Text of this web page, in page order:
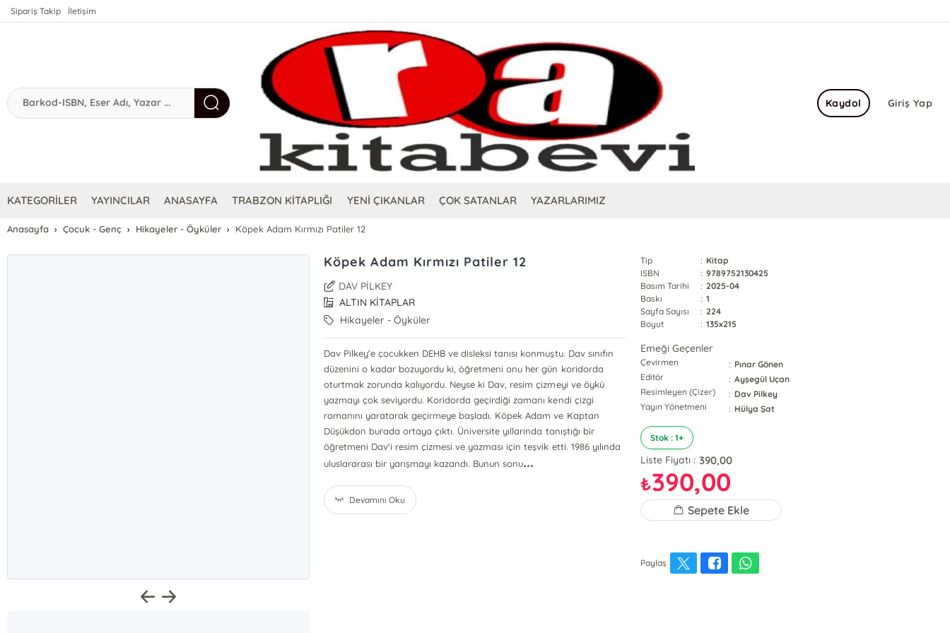
Sipariş Takip İletişim
Giriş Yap
Kaydol
KATEGORİLER YAYINCILAR ANASAYFA TRABZON KİTAPLIĞI YENİ ÇIKANLAR ÇOK SATANLAR YAZARLARIMIZ
Anasayfa Çocuk - Genç Hikayeler - Öyküler Köpek Adam Kırmızı Patiler 12
Köpek Adam Kırmızı Patiler 12
DAV PİLKEY
ALTIN KİTAPLAR
Hikayeler - Öyküler
Dav Pilkey'e çocukken DEHB ve disleksi tanısı konmuştu. Dav sınıfın
düzenini o kadar bozuyordu ki, öğretmeni onu her gün koridorda
oturtmak zorunda kalıyordu. Neyse ki Dav, resim çizmeyi ve öykü
yazmayı çok seviyordu. Koridorda geçirdiği zamanı kendi çizgi
romanını yaratarak geçirmeye başladı. Köpek Adam ve Kaptan
Düşükdon burada ortaya çıktı. Üniversite yıllarında tanıştığı bir
öğretmeni Dav'i resim çizmesi ve yazması için teşvik etti. 1986 yılında
uluslararası bir yarışmayı kazandı. Bunun sonu...
Devamını Oku
Tip : Kitap
ISBN
: 9789752130425
Basım Tarihi
: 2025-04
Baskı
: 1
Sayfa Sayısı
: 224
Boyut
: 135x215
Emeği Geçenler
Çevirmen : Pınar Gönen
Editör
: Ayşegül Uçan
Resimleyen (Çizer)
: Dav Pilkey
Yayın Yönetmeni
: Hülya Şat
Stok : 1+
Liste Fiyatı : 390,00
₺390,00
Sepete Ekle
Paylaş